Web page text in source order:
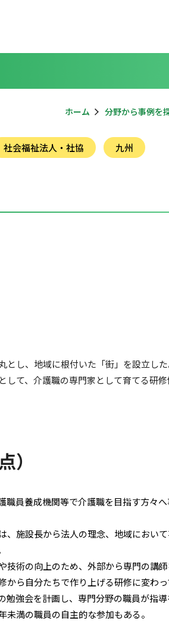
ホーム 分野から事例を
社会福祉法人・社協 九州
とし、地域に根付いた「街」を設立し
して、介護職の専門家として育てる研
）
員養成機関等で介護職を目指す方々
、施設長から法人の理念、地域におい
技術の向上のため、外部から専門の講
ら自分たちで作り上げる研修に変わっ
勉強会を計画し、専門分野の職員が指
満の職員の自主的な参加もある。